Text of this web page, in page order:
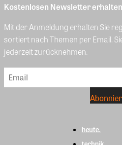
Kostenlosen Newsletter erhalten
Mit der Anmeldung erhalten Sie
sortiert nach Themen per Email.
jederzeit zurücknehmen.
heute.